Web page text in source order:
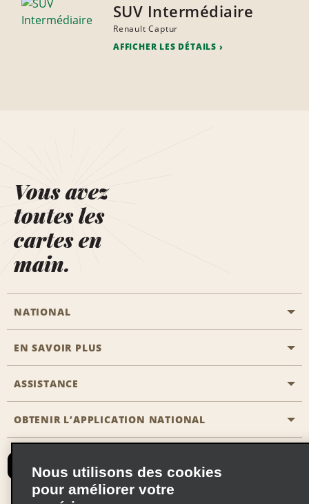
SUV Intermédiaire
Renault Captur
AFFICHER LES DÉTAILS
Vous avez
toutes les
cartes en
main.
NATIONAL
Passer une réservation
Solutions pour les professionnels
EN SAVOIR PLUS
Carrière
ASSISTANCE
Accessibilité
Recevoir des offres par email
OBTENIR L’APPLICATION NATIONAL
Nous utilisons des cookies
pour améliorer votre